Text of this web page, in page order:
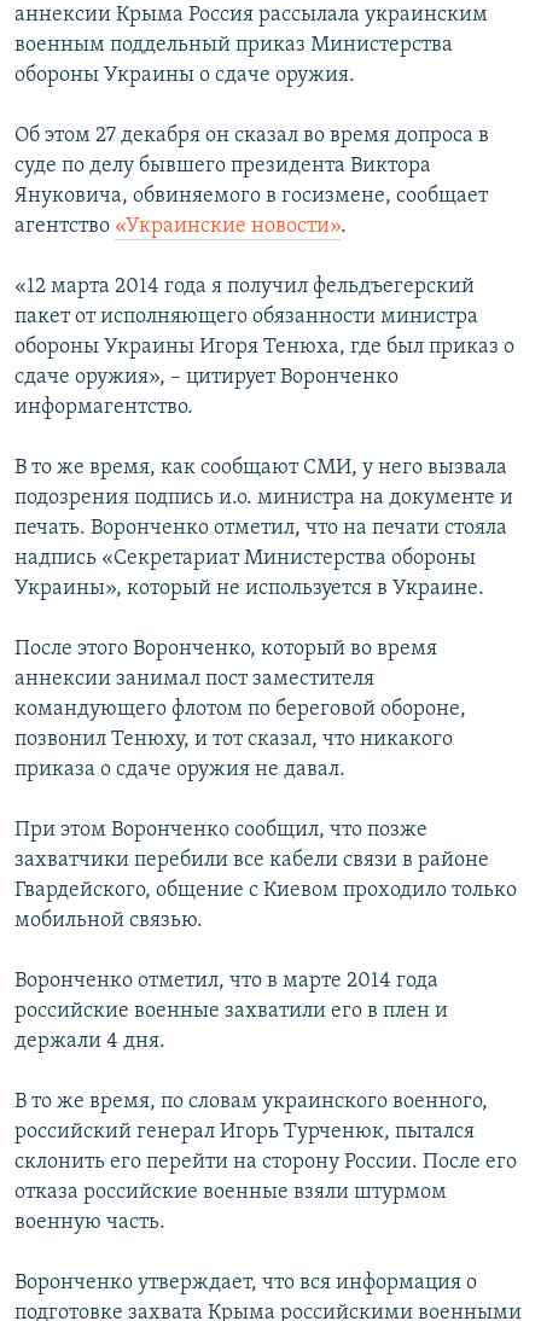
аннексии Крыма Россия рассылала украинским
военным поддельный приказ Министерства
обороны Украины о сдаче оружия.
Об этом 27 декабря он сказал во время допроса в
суде по делу бывшего президента Виктора
Януковича, обвиняемого в госизмене, сообщает
агентство «Украинские новости».
«12 марта 2014 года я получил фельдъегерский
пакет от исполняющего обязанности министра
обороны Украины Игоря Тенюха, где был приказ о
сдаче оружия», – цитирует Воронченко
информагентство.
В то же время, как сообщают СМИ, у него вызвала
подозрения подпись и.о. министра на документе и
печать. Воронченко отметил, что на печати стояла
надпись «Секретариат Министерства обороны
Украины», который не используется в Украине.
После этого Воронченко, который во время
аннексии занимал пост заместителя
командующего флотом по береговой обороне,
позвонил Тенюху, и тот сказал, что никакого
приказа о сдаче оружия не давал.
При этом Воронченко сообщил, что позже
захватчики перебили все кабели связи в районе
Гвардейского, общение с Киевом проходило только
мобильной связью.
Воронченко отметил, что в марте 2014 года
российские военные захватили его в плен и
держали 4 дня.
В то же время, по словам украинского военного,
российский генерал Игорь Турченюк, пытался
склонить его перейти на сторону России. После его
отказа российские военные взяли штурмом
военную часть.
Воронченко утверждает, что вся информация о
подготовке захвата Крыма российскими военными